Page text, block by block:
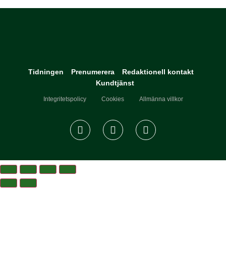
Tidningen Prenumerera
Redaktionell kontakt
Kundtjänst
Integritetspolicy Cookies Allmänna villkor